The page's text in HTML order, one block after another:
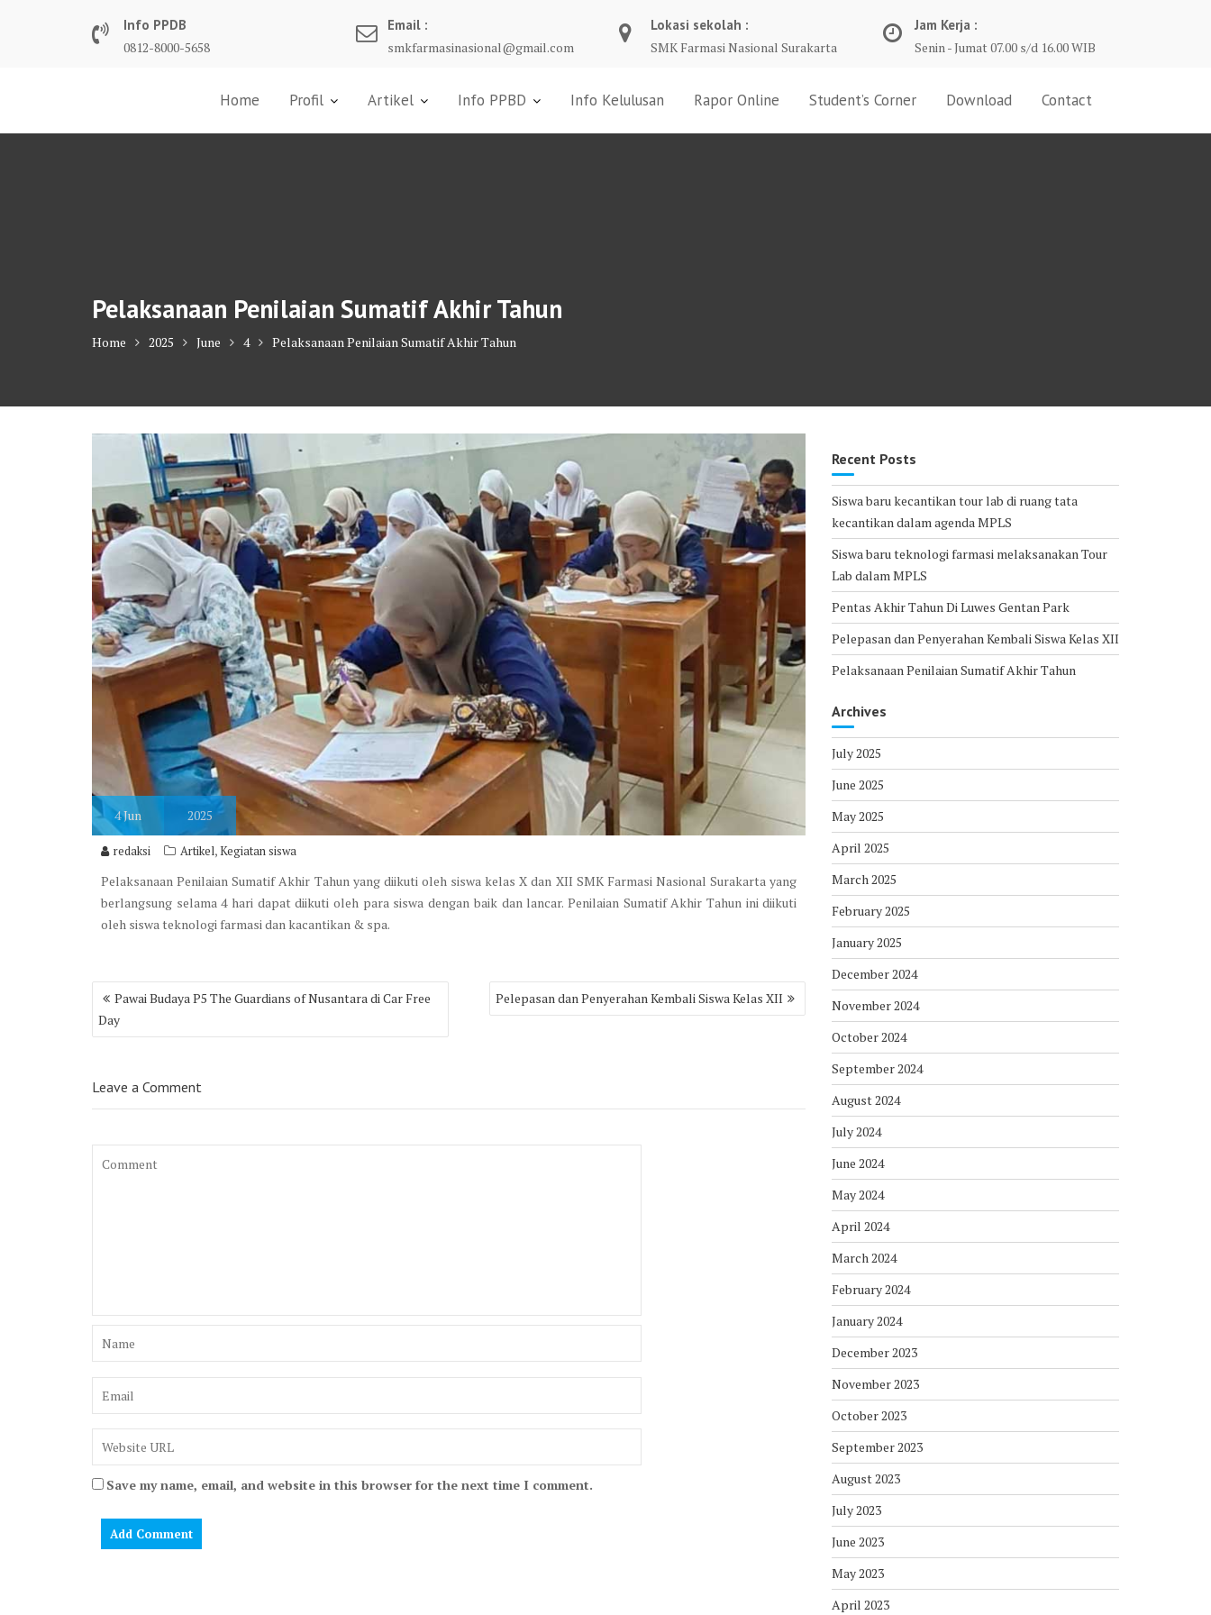
Info PPDB
0812-8000-5658
Email :
smkfarmasinasional@gmail.com
Lokasi sekolah :
SMK Farmasi Nasional Surakarta
Jam Kerja :
Senin - Jumat 07.00 s/d 16.00 WIB
Home Profil Artikel Info PPBD Info Kelulusan Rapor Online Student’s Corner Download Contact
Pelaksanaan Penilaian Sumatif Akhir Tahun
Home 2025 June 4 Pelaksanaan Penilaian Sumatif Akhir Tahun
4Jun 2025
redaksi Artikel,Kegiatan siswa
Pelaksanaan Penilaian Sumatif Akhir Tahun yang diikuti oleh siswa kelas X dan XII SMK Farmasi Nasional Surakarta yang
berlangsung selama 4 hari dapat diikuti oleh para siswa dengan baik dan lancar. Penilaian Sumatif Akhir Tahun ini diikuti
oleh siswa teknologi farmasi dan kacantikan & spa.
Post
navigation
Pawai Budaya P5 The Guardians of Nusantara di Car Free
Day
Pelepasan dan Penyerahan Kembali Siswa Kelas XII
Leave a Comment
Save my name, email, and website in this browser for the next time I comment.
Recent Posts
Siswa baru kecantikan tour lab di ruang tata
kecantikan dalam agenda MPLS
Siswa baru teknologi farmasi melaksanakan Tour
Lab dalam MPLS
Pentas Akhir Tahun Di Luwes Gentan Park
Pelepasan dan Penyerahan Kembali Siswa Kelas XII
Pelaksanaan Penilaian Sumatif Akhir Tahun
Archives
July 2025
June 2025
May 2025
April 2025
March 2025
February 2025
January 2025
December 2024
November 2024
October 2024
September 2024
August 2024
July 2024
June 2024
May 2024
April 2024
March 2024
February 2024
January 2024
December 2023
November 2023
October 2023
September 2023
August 2023
July 2023
June 2023
May 2023
April 2023